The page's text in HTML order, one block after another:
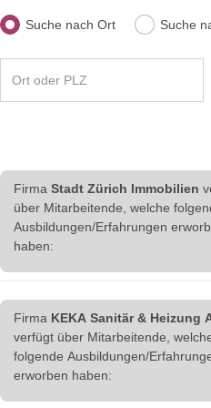
Suche nach Ort Suche
Stadt Zürich Immobilien
Lindenhofstrasse 21
8021 Zürich
Firma Stadt Zürich Immobilien
über Mitarbeitende, welche
Ausbildungen/Erfahrungen
haben:
KEKA Sanitär & Heizung
Ausführender Betrieb
Rindermarkt 8
8001 Zürich
Firma KEKA Sanitär & Heizung
verfügt über Mitarbeitende,
folgende Ausbildungen/
erworben haben: